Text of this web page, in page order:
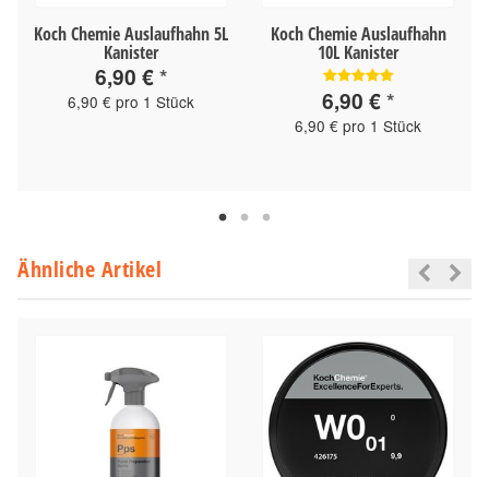
Koch Chemie Auslaufhahn 5L
Kanister
6,90 €*
6,90 € pro 1 Stück
Koch Chemie Auslaufhahn
10L Kanister
6,90 €*
6,90 € pro 1 Stück
Ähnliche Artikel